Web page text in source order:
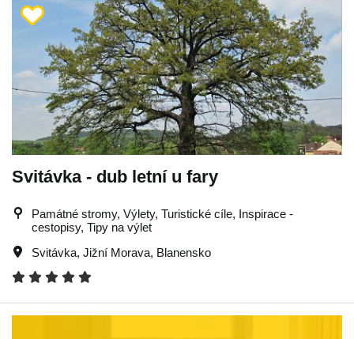
Svitávka - dub letní u fary
Památné stromy, Výlety, Turistické cíle, Inspirace -
cestopisy, Tipy na výlet
Svitávka, Jižní Morava, Blanensko